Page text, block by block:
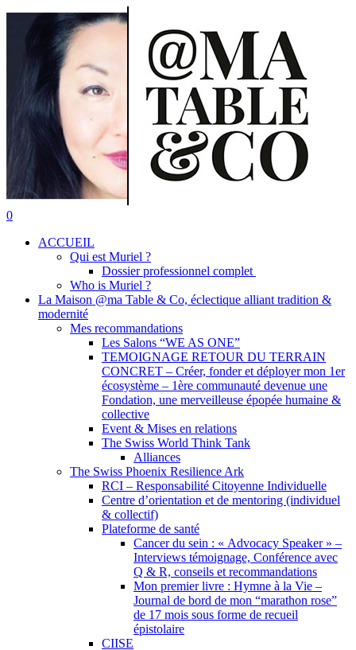
Skip
search
0
ACCUEIL
Qui est Muriel ?
Dossier professionnel complet
Who is Muriel ?
La Maison @ma Table & Co, éclectique alliant tradition &
modernité
Mes recommandations
Les Salons “WE AS ONE”
TEMOIGNAGE RETOUR DU TERRAIN
CONCRET – Créer, fonder et déployer mon 1er
écosystème – 1ère communauté devenue une
Fondation, une merveilleuse épopée humaine &
collective
Event & Mises en relations
The Swiss World Think Tank
Alliances
The Swiss Phoenix Resilience Ark
RCI – Responsabilité Citoyenne Individuelle
Centre d’orientation et de mentoring (individuel
& collectif)
Plateforme de santé
Cancer du sein : « Advocacy Speaker » –
Interviews témoignage, Conférence avec
Q & R, conseils et recommandations
Mon premier livre : Hymne à la Vie –
Journal de bord de mon “marathon rose”
de 17 mois sous forme de recueil
épistolaire
CIISE